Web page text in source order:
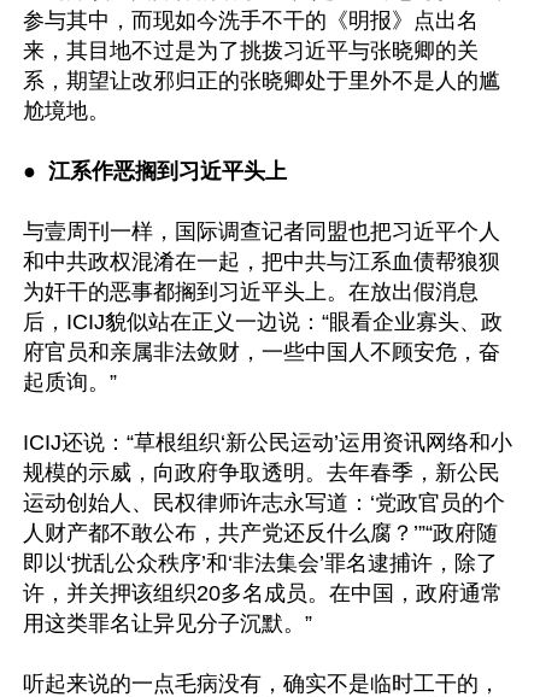
参与其中，而现如今洗手不干的《明报》点出名
来，其目地不过是为了挑拨习近平与张晓卿的关
系，期望让改邪归正的张晓卿处于里外不是人的尴
尬境地。
● 江系作恶搁到习近平头上
与壹周刊一样，国际调查记者同盟也把习近平个人
和中共政权混淆在一起，把中共与江系血债帮狼狈
为奸干的恶事都搁到习近平头上。在放出假消息
后，ICIJ貌似站在正义一边说：“眼看企业寡头、政
府官员和亲属非法敛财，一些中国人不顾安危，奋
起质询。”
ICIJ还说：“草根组织‘新公民运动’运用资讯网络和小
规模的示威，向政府争取透明。去年春季，新公民
运动创始人、民权律师许志永写道：‘党政官员的个
人财产都不敢公布，共产党还反什么腐？’”“政府随
即以‘扰乱公众秩序’和‘非法集会’罪名逮捕许，除了
许，并关押该组织20多名成员。在中国，政府通常
用这类罪名让异见分子沉默。”
听起来说的一点毛病没有，确实不是临时工干的，